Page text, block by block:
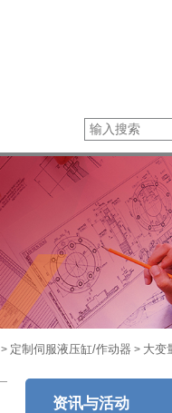
> 定制伺服液压缸/作动器 > 大变
资讯与活动